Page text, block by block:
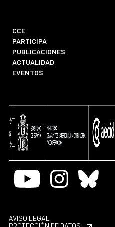
CCE
PARTICIPA
PUBLICACIONES
ACTUALIDAD
EVENTOS
Youtube InstagramBluesky
AVISO LEGAL